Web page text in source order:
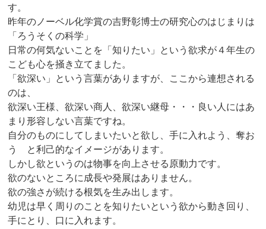
す。
昨年のノーベル化学賞の吉野彰博士の研究心のはじまりは
「ろうそくの科学」
日常の何気ないことを「知りたい」という欲求が４年生の
こども心を掻き立てました。
「欲深い」という言葉がありますが、ここから連想される
のは、
欲深い王様、欲深い商人、欲深い継母・・・良い人にはあ
まり形容しない言葉ですね。
自分のものにしてしまいたいと欲し、手に入れよう、奪お
う と利己的なイメージがあります。
しかし欲というのは物事を向上させる原動力です。
欲のないところに成長や発展はありません。
欲の強さが続ける根気を生み出します。
幼児は早く周りのことを知りたいという欲から動き回り、
手にとり、口に入れます。